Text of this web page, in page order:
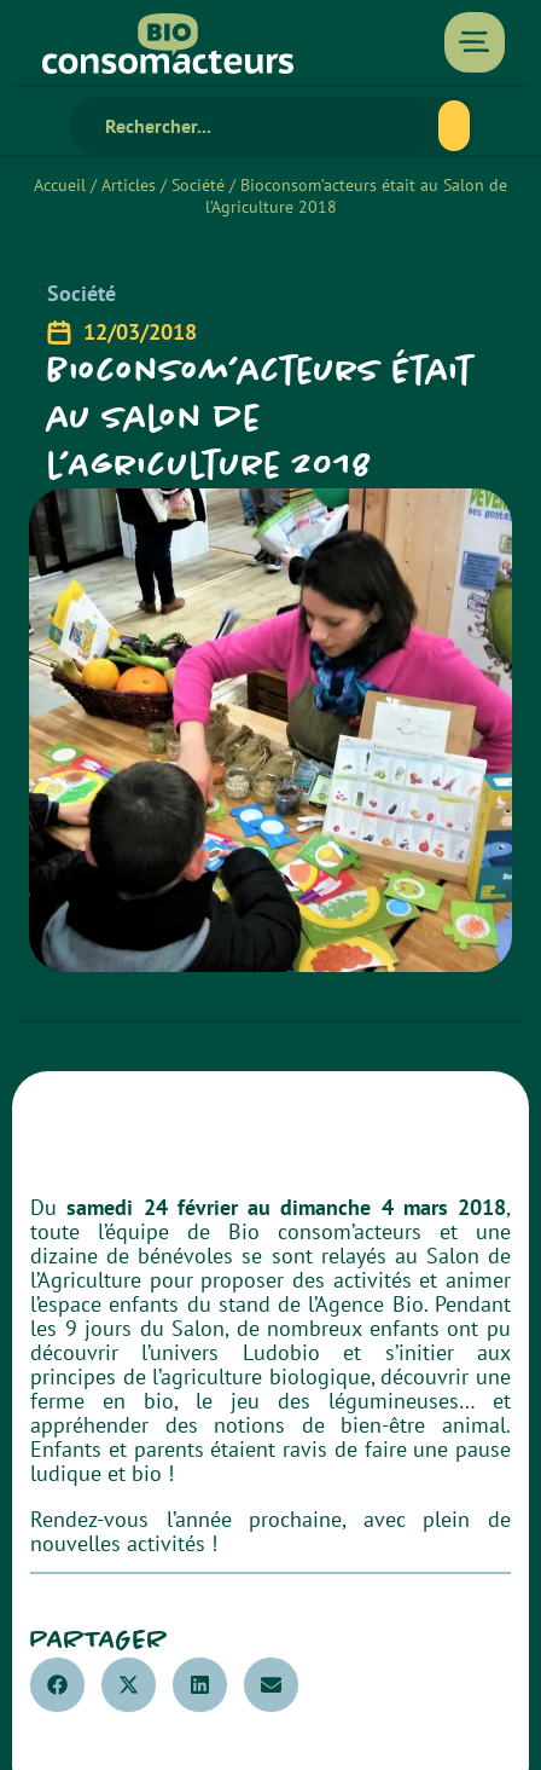
Accueil /Articles /Société / Bioconsom’acteurs était au Salon de
l’Agriculture 2018
Société
12/03/2018
Bioconsom’acteurs était
au Salon de
l’Agriculture 2018
Dusamedi 24 février au dimanche 4 mars 2018,
toute l’équipe de Bio consom’acteurs et une
dizaine de bénévoles se sont relayés au Salon de
l’Agriculture pour proposer des activités et animer
l’espace enfants du stand de l’Agence Bio. Pendant
les 9 jours du Salon, de nombreux enfants ont pu
découvrir l’univers Ludobio et s’initier aux
principes de l’agriculture biologique, découvrir une
ferme en bio, le jeu des légumineuses… et
appréhender des notions de bien-être animal.
Enfants et parents étaient ravis de faire une pause
ludique et bio !
Rendez-vous l’année prochaine, avec plein de
nouvelles activités !
PARTAGER